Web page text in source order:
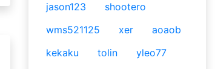
jason123
shootero
wms521125
xer
aoaob
kekaku
tolin
yleo77